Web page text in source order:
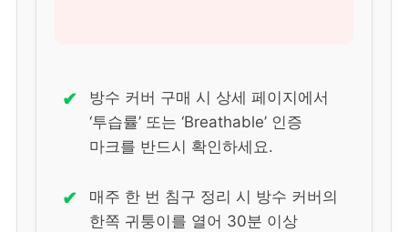
✔
방수 커버 구매 시 상세 페이지에서
‘투습률’ 또는 ‘Breathable’ 인증
마크를 반드시 확인하세요.
✔
매주 한 번 침구 정리 시 방수 커버의
한쪽 귀퉁이를 열어 30분 이상